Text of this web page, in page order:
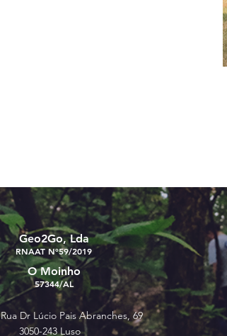
Geo2Go, Lda
RNAAT Nº59/2019
O Moinho
57344/AL
Rua Dr Lúcio Pais Abranches, 69
3050-243 Luso